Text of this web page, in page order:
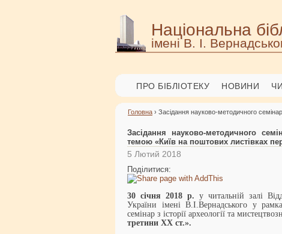
Національна
імені В. І.
ПРО БІБЛІОТЕКУ НОВИНИ
Головна › Засідання науково-методичного
Засідання науково-методичного
темою «Київ на поштових листівках
5 Лютий 2018
Поділитися:
30 січня 2018 р. у читальній залі
України імені В.І.Вернадського у
семінар з історії археології та
третини ХХ ст.».